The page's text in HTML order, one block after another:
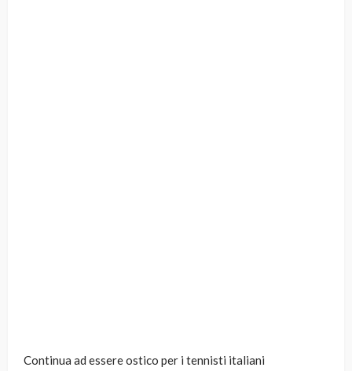
Continua ad essere ostico per i tennisti italiani